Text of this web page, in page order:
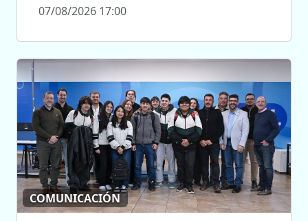
07/08/2026 17:00
COMUNICACIÓN